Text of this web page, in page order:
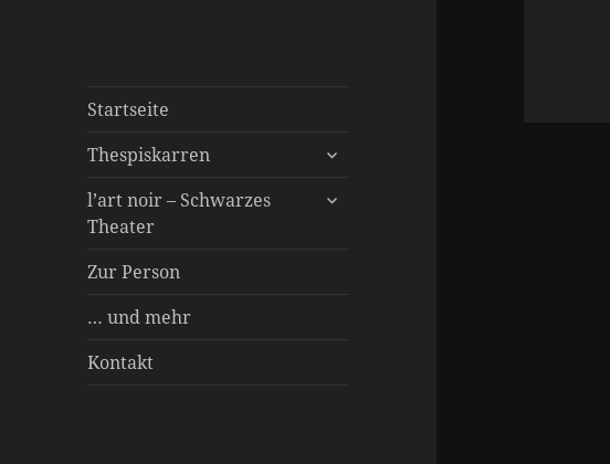
Startseite
Thespiskarren
untermenü
Spielstücke
l’art noir – Schwarzes
Theater
untermenü
Über uns
Inszenierungen
Besonderer Service
Zur Person
… und mehr
Kontakt